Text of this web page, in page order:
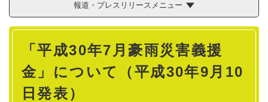
報道・プレスリリースメニュー
本
「平成30年7月豪雨災害義援
金」について（平成30年9月10
日発表）